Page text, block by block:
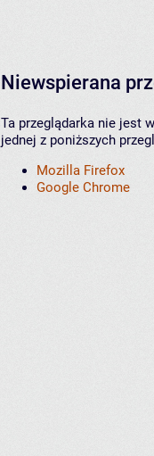
Niewspierana
Ta przeglądarka nie jest
jednej z poniższych
Mozilla Firefox
Google Chrome